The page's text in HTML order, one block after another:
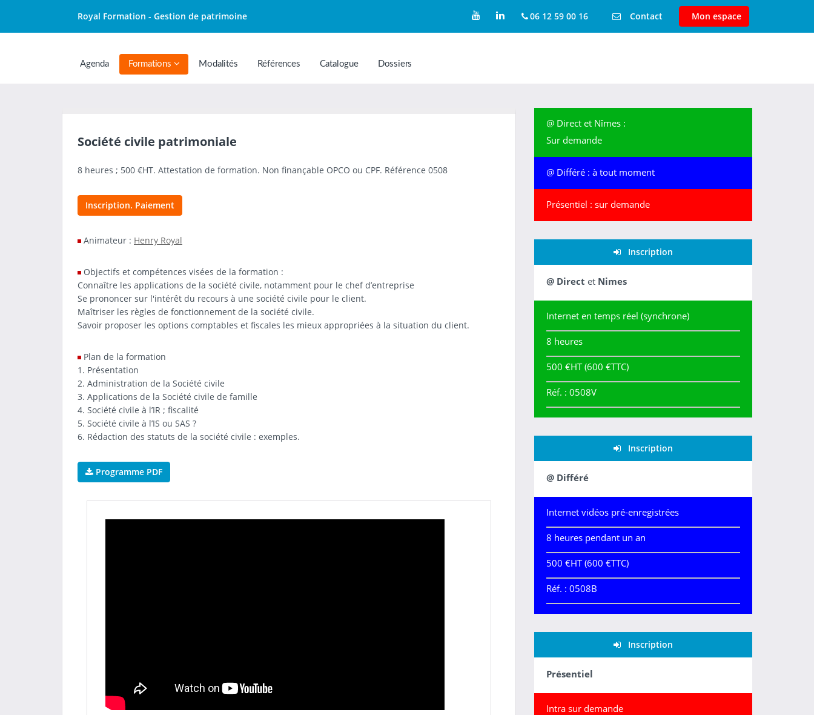
Royal Formation - Gestion de patrimoine 06 12 59 00 16 Contact Mon espace
Agenda Formations Modalités Références Catalogue Dossiers
Société civile patrimoniale
8 heures ; 500 €HT. Attestation de formation. Non finançable OPCO ou CPF. Référence 0508
Inscription. Paiement
Animateur : Henry Royal
Objectifs et compétences visées de la formation :
Connaître les applications de la société civile, notamment pour le chef d’entreprise
Se prononcer sur l'intérêt du recours à une société civile pour le client.
Maîtriser les règles de fonctionnement de la société civile.
Savoir proposer les options comptables et fiscales les mieux appropriées à la situation du client.
Plan de la formation
1. Présentation
2. Administration de la Société civile
3. Applications de la Société civile de famille
4. Société civile à l’IR ; fiscalité
5. Société civile à l’IS ou SAS ?
6. Rédaction des statuts de la société civile : exemples.
Programme PDF
@ Direct et Nîmes :
Sur demande
@ Différé : à tout moment
Présentiel : sur demande
Inscription
@ Direct et Nimes
Internet en temps réel (synchrone)
8 heures
500 €HT(600 €TTC)
Réf. : 0508V
Inscription
@ Différé
Internet vidéos pré-enregistrées
8 heures pendant un an
500 €HT (600 €TTC)
Réf. : 0508B
Inscription
Présentiel
Intra sur demande